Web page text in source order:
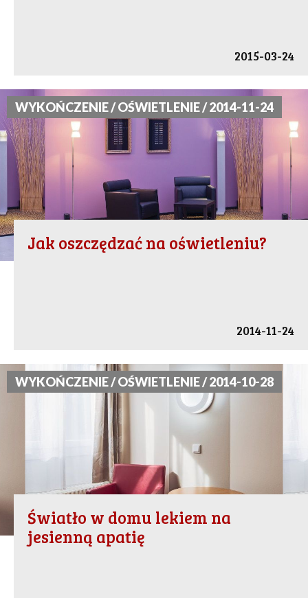
2015-03-24
WYKOŃCZENIE / OŚWIETLENIE / 2014-11-24
Jak oszczędzać na oświetleniu?
2014-11-24
WYKOŃCZENIE / OŚWIETLENIE / 2014-10-28
Światło w domu lekiem na
jesienną apatię